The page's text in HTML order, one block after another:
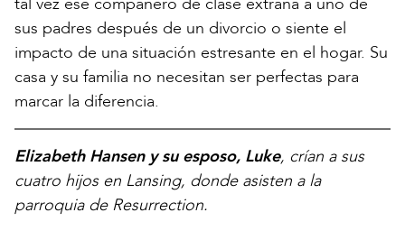
sus padres después de un divorcio o siente el
impacto de una situación estresante en el hogar. Su
casa y su familia no necesitan ser perfectas para
marcar la diferencia.
Elizabeth Hansen y su esposo, Luke, crían a sus
cuatro hijos en Lansing, donde asisten a la
parroquia de Resurrection.